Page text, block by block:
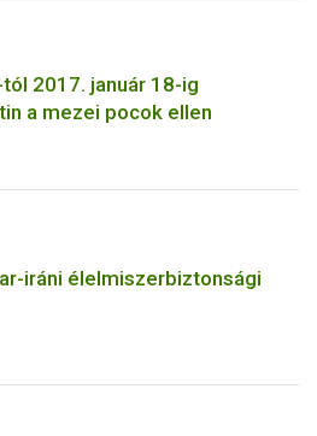
2017. január 18-ig
a mezei pocok ellen
iráni élelmiszerbiztonsági